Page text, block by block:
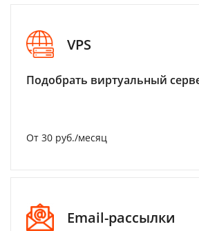
VPS
Подобрать виртуальный
От 30 руб./месяц
Email-рассылки